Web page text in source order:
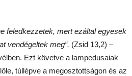
feledkezzetek, mert ezáltal egyesek
vendégeltek meg”. (Zsid 13,2) –
Ezt követve a lampedusaiak
túllépve a megosztottságon és az